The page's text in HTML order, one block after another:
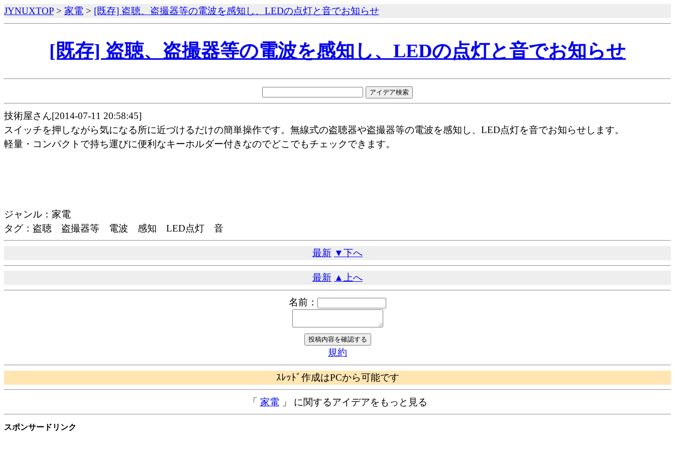
JYNUXTOP > 家電 > [既存] 盗聴、盗撮器等の電波を感知し、LEDの点灯と音でお知らせ
[既存] 盗聴、盗撮器等の電波を感知し、LEDの点灯と音でお知らせ
技術屋さん[2014-07-11 20:58:45]
スイッチを押しながら気になる所に近づけるだけの簡単操作です。無線式の盗聴器や盗撮器等の電波を感知し、LED点灯を音でお知らせします。
軽量・コンパクトで持ち運びに便利なキーホルダー付きなのでどこでもチェックできます。
ジャンル：家電
タグ：盗聴 盗撮器等 電波 感知 LED点灯 音
最新 ▼下へ
最新 ▲上へ
名前：
規約
ｽﾚｯﾄﾞ作成はPCから可能です
「 家電」 に関するアイデアをもっと見る
スポンサードリンク